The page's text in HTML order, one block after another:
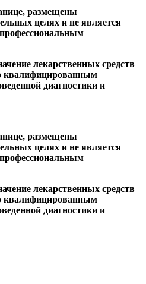
размещены
целях и не является
лекарственных средств
квалифицированным
диагностики и
размещены
целях и не является
лекарственных средств
квалифицированным
диагностики и